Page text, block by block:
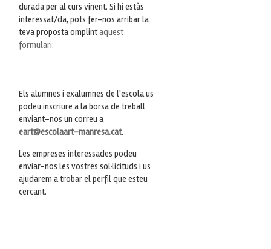
durada per al curs vinent. Si hi estàs
interessat/da, pots fer-nos arribar la
teva proposta omplintaquest
formulari.
Els alumnes i exalumnes de l'escola us
podeu inscriure a la borsa de treball
enviant-nos un correu a
eart@escolaart-manresa.cat.
Les empreses interessades podeu
enviar-nos les vostres sol·licituds i us
ajudarem a trobar el perfil que esteu
cercant.